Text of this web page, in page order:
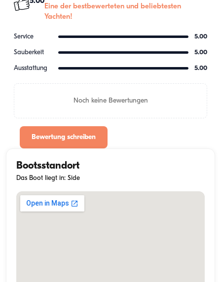
Eine der bestbewerteten und beliebtesten
Yachten!
Service 5.00
Sauberkeit 5.00
Ausstattung 5.00
Noch keine Bewertungen
Bewertung schreiben
Bootsstandort
Das Boot liegt in: Side